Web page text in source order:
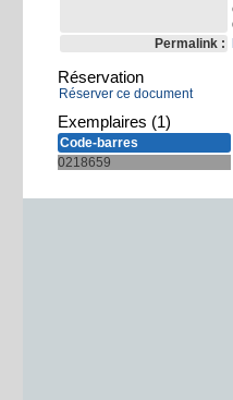
Permalink :
Réservation
Réserver ce document
Exemplaires (1)
Code-barres
0218659